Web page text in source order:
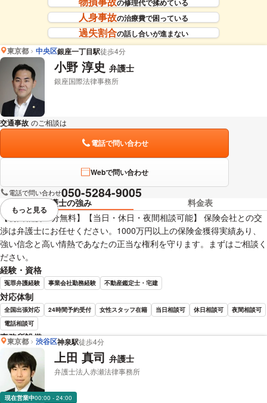
人身事故の治療費で困っている
過失割合の話し合いが進まない
東京都
中央区銀座一丁目駅徒歩4分
小野 淳史 弁護士
銀座国際法律事務所
交通事故 のご相談は
電話で問い合わせ
Webで問い合わせ
電話で問い合わせ050-5284-9005
弁護士の強み
料金表
【初回相談30分無料】【当日・休日・夜間相談可能】 保険会社との交
渉は弁護士にお任せください。1000万円以上の保険金獲得実績あり、
強い信念と高い情熱であなたの正当な権利を守ります。まずはご相談く
ださい。
経験・資格
冤罪弁護経験 事業会社勤務経験 不動産鑑定士・宅建
対応体制
全国出張対応 24時間予約受付 女性スタッフ在籍 当日相談可 休日相談可
夜間相談可
電話相談可
事務所設備
完全個室で相談
小野 淳史 弁護士の詳細情報を見る
視覚的に省略されている要素を
もっと見る
東京都 渋谷区神泉駅徒歩4分
上田 真司 弁護士
弁護士法人赤瀬法律事務所
現在営業中00:00 - 24:00